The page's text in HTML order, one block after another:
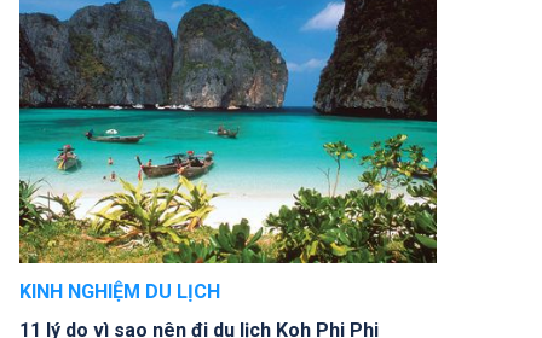
KINH NGHIỆM DU LỊCH
11 lý do vì sao nên đi du lịch Koh Phi Phi